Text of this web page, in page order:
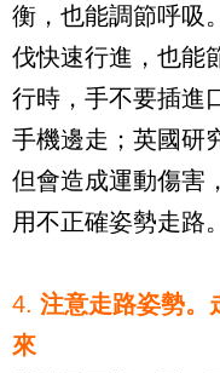
衡，也能調節呼吸
伐快速行進，也能
行時，手不要插進
手機邊走；英國研
但會造成運動傷害
用不正確姿勢走路。
4. 注意走路姿勢。
來